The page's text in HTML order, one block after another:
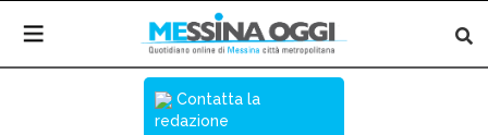
Contatta la
redazione